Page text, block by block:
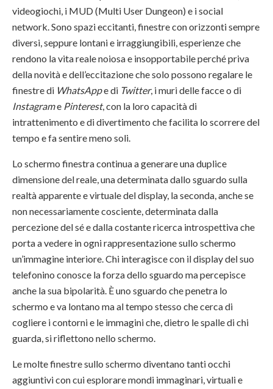
videogiochi, i MUD (Multi User Dungeon) e i social
network. Sono spazi eccitanti, finestre con orizzonti sempre
diversi, seppure lontani e irraggiungibili, esperienze che
rendono la vita reale noiosa e insopportabile perché priva
della novità e dell’eccitazione che solo possono regalare le
finestre di WhatsAppe di Twitter, i muri delle facce o di
Instagrame Pinterest, con la loro capacità di
intrattenimento e di divertimento che facilita lo scorrere del
tempo e fa sentire meno soli.
Lo schermo finestra continua a generare una duplice
dimensione del reale, una determinata dallo sguardo sulla
realtà apparente e virtuale del display, la seconda, anche se
non necessariamente cosciente, determinata dalla
percezione del sé e dalla costante ricerca introspettiva che
porta a vedere in ogni rappresentazione sullo schermo
un’immagine interiore. Chi interagisce con il display del suo
telefonino conosce la forza dello sguardo ma percepisce
anche la sua bipolarità. È uno sguardo che penetra lo
schermo e va lontano ma al tempo stesso che cerca di
cogliere i contorni e le immagini che, dietro le spalle di chi
guarda, si riflettono nello schermo.
Le molte finestre sullo schermo diventano tanti occhi
aggiuntivi con cui esplorare mondi immaginari, virtuali e